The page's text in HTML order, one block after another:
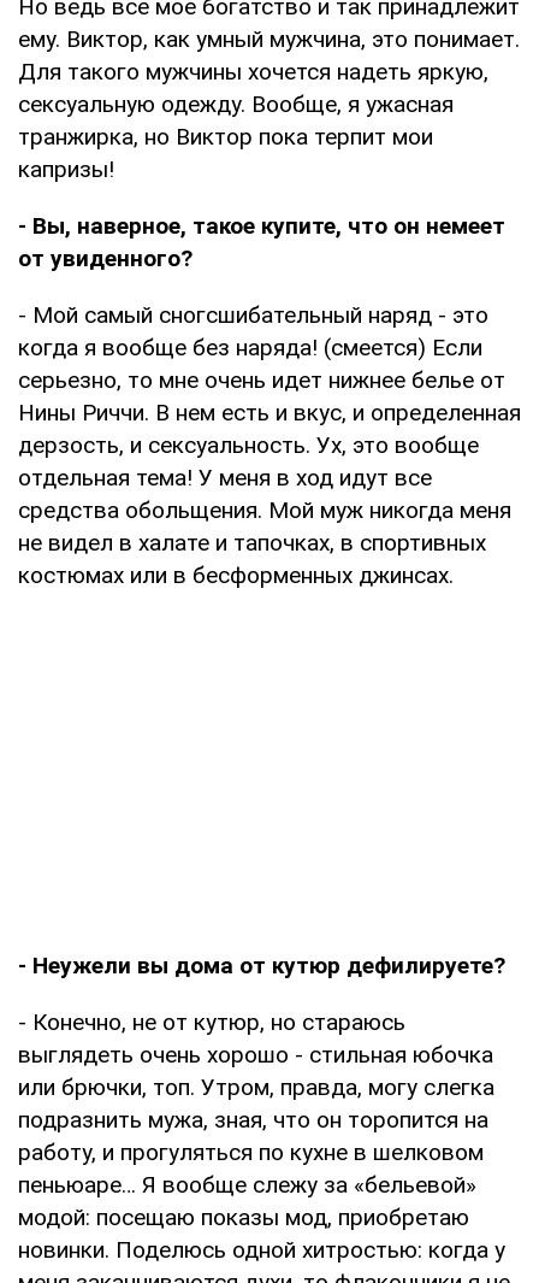
Но ведь все мое богатство и так принадлежит
ему. Виктор, как умный мужчина, это понимает.
Для такого мужчины хочется надеть яркую,
сексуальную одежду. Вообще, я ужасная
транжирка, но Виктор пока терпит мои
капризы!
- Вы, наверное, такое купите, что он немеет
от увиденного?
- Мой самый сногсшибательный наряд - это
когда я вообще без наряда! (смеется) Если
серьезно, то мне очень идет нижнее белье от
Нины Риччи. В нем есть и вкус, и определенная
дерзость, и сексуальность. Ух, это вообще
отдельная тема! У меня в ход идут все
средства обольщения. Мой муж никогда меня
не видел в халате и тапочках, в спортивных
костюмах или в бесформенных джинсах.
- Неужели вы дома от кутюр дефилируете?
- Конечно, не от кутюр, но стараюсь
выглядеть очень хорошо - стильная юбочка
или брючки, топ. Утром, правда, могу слегка
подразнить мужа, зная, что он торопится на
работу, и прогуляться по кухне в шелковом
пеньюаре… Я вообще слежу за «бельевой»
модой: посещаю показы мод, приобретаю
новинки. Поделюсь одной хитростью: когда у